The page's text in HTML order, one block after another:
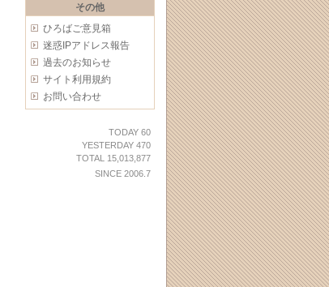
その他
ひろばご意見箱
迷惑IPアドレス報告
過去のお知らせ
サイト利用規約
お問い合わせ
TODAY 60
YESTERDAY 470
TOTAL 15,013,877
SINCE 2006.7